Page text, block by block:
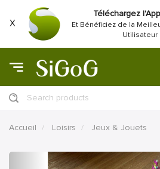
X
Téléchargez
Et Bénéficiez de la
Utilisateur
Search products
Accueil Loisirs Jeux & Jouets
précédent